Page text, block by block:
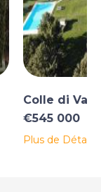
Colle di Val
€545 000
Plus de Détails